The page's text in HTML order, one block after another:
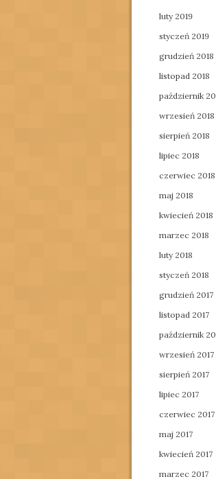
luty 2019
styczeń 2019
grudzień 2018
listopad 2018
październik
wrzesień 2018
sierpień 2018
lipiec 2018
czerwiec 2018
maj 2018
kwiecień 2018
marzec 2018
luty 2018
styczeń 2018
grudzień 2017
listopad 2017
październik
wrzesień 2017
sierpień 2017
lipiec 2017
czerwiec 2017
maj 2017
kwiecień 2017
marzec 2017